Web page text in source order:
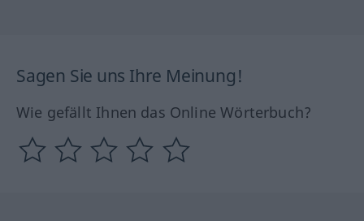
Sagen Sie uns Ihre Meinung!
Wie gefällt Ihnen das Online Wörterbuch?